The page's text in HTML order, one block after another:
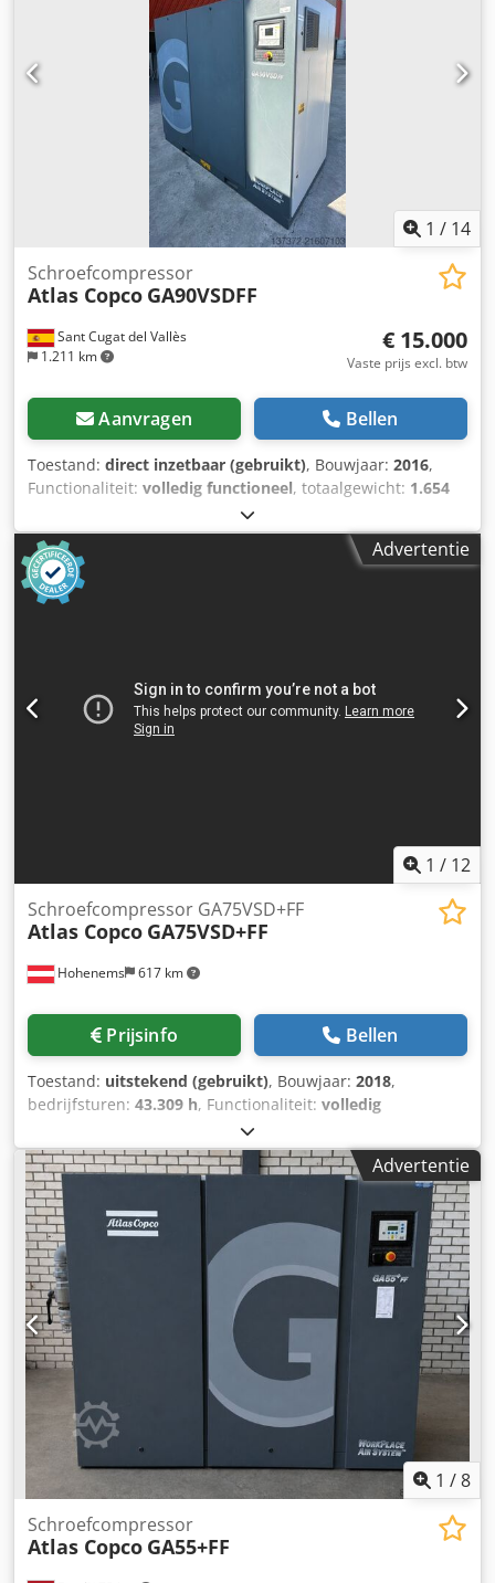
1 / 14
Sant Cugat del Vallès
1.211 km
Schroefcompressor
Atlas Copco GA90VSDFF
€ 15.000
Vaste prijs excl. btw
Aanvragen Bellen
Toestand: direct inzetbaar (gebruikt), Bouwjaar: 2016,
Functionaliteit: volledig functioneel, totaalgewicht: 1.654
Typeplaat beschikbaar, koeldroger
Copco, luchtcompressor, model: GA90VSDFF,
oliegesmeerde schroefcompressor met
frequentieomvormer (VSD), inclusief droger, druk: 12,7 bar,
luchtdebiet: 293,1 L/s, motor: 3508 omw/min, bouwjaar:
Advertentie
1 / 12
Hohenems 617 km
Schroefcompressor GA75VSD+FF
Atlas Copco GA75VSD+FF
Prijsinfo Bellen
Toestand: uitstekend (gebruikt), Bouwjaar: 2018,
bedrijfsturen: 43.309 h, Functionaliteit: volledig
, Schroefcompressor Atlas Copco GA75VSD+FF
Omvormer en droger geïntegreerd Cedjzp Urwepfx Antorf
75 kW 12,75 bar 15,50 m³/min Bouwjaar: 2018
Bedrijfstijden: 43.309
Advertentie
1 /8
Schroefcompressor
Atlas Copco GA55+FF